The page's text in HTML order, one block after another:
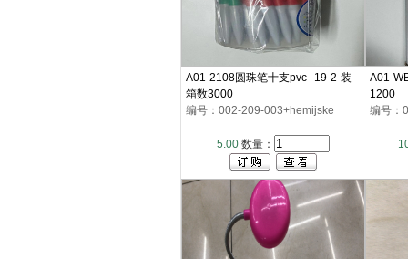
A01-2108圆珠笔十支pvc--19-2-装
箱数3000
编号：002-209-003+hemijske
5.00 数量：
A01-
1200
编号：